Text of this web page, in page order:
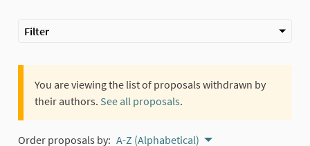
Filter
You are viewing the list of proposals withdrawn by
their authors. See all proposals.
Order proposals by: A-Z (Alphabetical)